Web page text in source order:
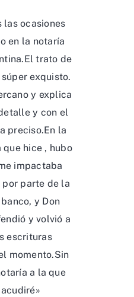
las ocasiones
en la notaría
trato de
exquisto.
y explica
y con el
preciso.En la
hice , hubo
impactaba
parte de la
y Don
y volvió a
escrituras
momento.Sin
a la que